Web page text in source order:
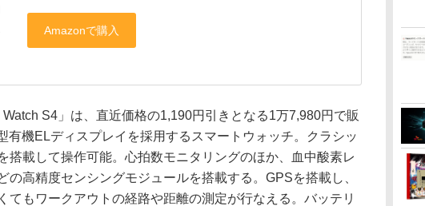
S4」は、直近価格の1,190円引きとなる1万7,980円で販
有機ELディスプレイを採用するスマートウォッチ。クラシッ
搭載して操作可能。心拍数モニタリングのほか、血中酸素レ
の高精度センシングモジュールを搭載する。GPSを搭載し、
てもワークアウトの経路や距離の測定が行なえる。バッテリ